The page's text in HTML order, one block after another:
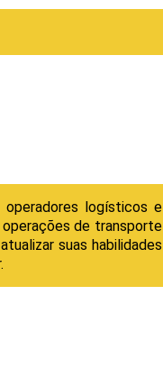
logísticos e
de transporte
suas habilidades